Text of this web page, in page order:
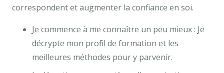
correspondent et augmenter la confiance en soi.
Je commence à me connaître un peu mieux : Je
décrypte mon profil de formation et les
meilleures méthodes pour y parvenir.